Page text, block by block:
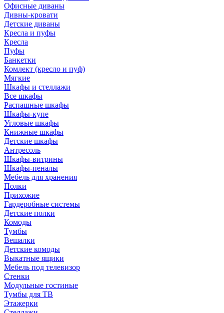
Офисные диваны
Дивны-кровати
Детские диваны
Кресла и пуфы
Кресла
Пуфы
Банкетки
Комлект (кресло и пуф)
Мягкие
Шкафы и стеллажи
Все шкафы
Распашные шкафы
Шкафы-купе
Угловые шкафы
Книжные шкафы
Детские шкафы
Антресоль
Шкафы-витрины
Шкафы-пеналы
Мебель для хранения
Полки
Прихожие
Гардеробные системы
Детские полки
Комоды
Тумбы
Вешалки
Детские комоды
Выкатные ящики
Мебель под телевизор
Стенки
Модульные гостиные
Тумбы для ТВ
Этажерки